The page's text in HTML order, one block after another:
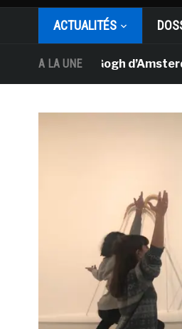
ACTUALITÉS
A LA UNE
Van Gogh d’Amsterdam